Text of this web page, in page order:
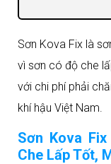
Sơn Kova Fix là
vì sơn có độ che
với chi phí phải
khí hậu Việt Nam.
Sơn Kova
Che Lấp Tốt,